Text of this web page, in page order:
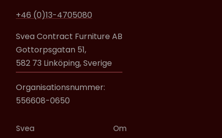
+46 (0)13-4705080
Svea Contract Furniture AB
Gottorpsgatan 51,
582 73 Linköping, Sverige
Organisationsnummer:
556608-0650
Svea Om